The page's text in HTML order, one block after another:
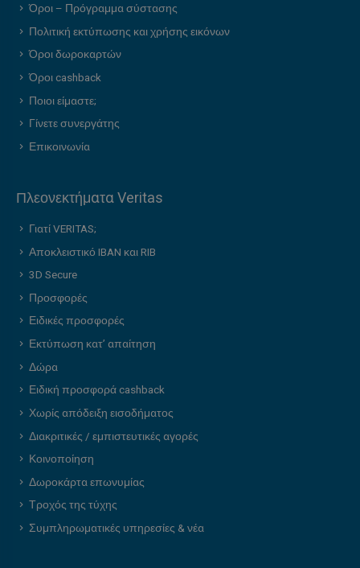
Όροι – Πρόγραμμα σύστασης
Πολιτική εκτύπωσης και χρήσης εικόνων
Όροι δωροκαρτών
Όροι cashback
Ποιοι είμαστε;
Γίνετε συνεργάτης
Επικοινωνία
Πλεονεκτήματα Veritas
Γιατί VERITAS;
Αποκλειστικό IBAN και RIB
3D Secure
Προσφορές
Ειδικές προσφορές
Εκτύπωση κατ’ απαίτηση
Δώρα
Ειδική προσφορά cashback
Χωρίς απόδειξη εισοδήματος
Διακριτικές / εμπιστευτικές αγορές
Κοινοποίηση
Δωροκάρτα επωνυμίας
Τροχός της τύχης
Συμπληρωματικές υπηρεσίες & νέα